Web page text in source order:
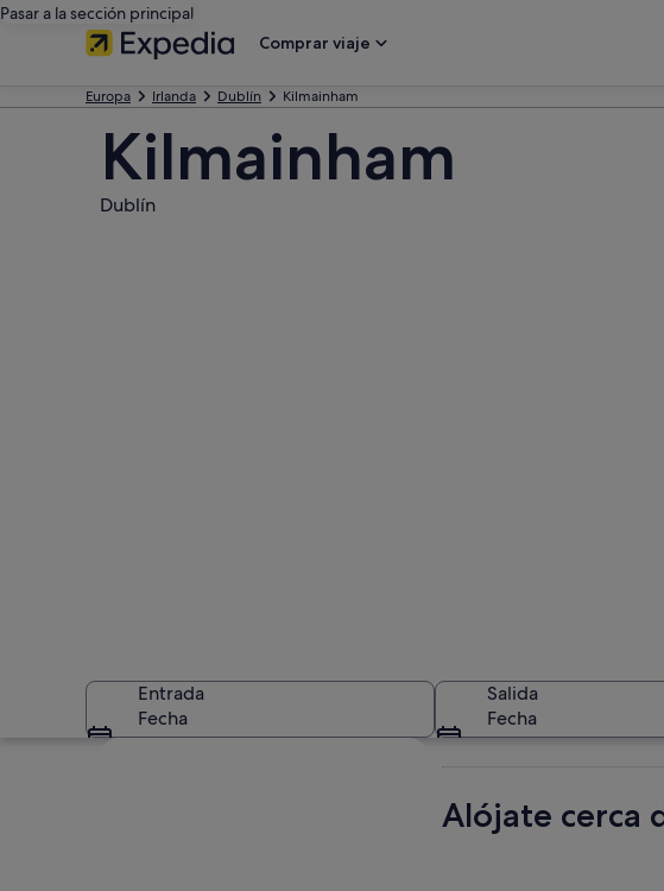
Pasar a la sección principal
Comprar viaje
Europa Irlanda Dublín Kilmainham
Kilmainham
Dublín
Entrada
Fecha
Salida
Fecha
Alójate cerca